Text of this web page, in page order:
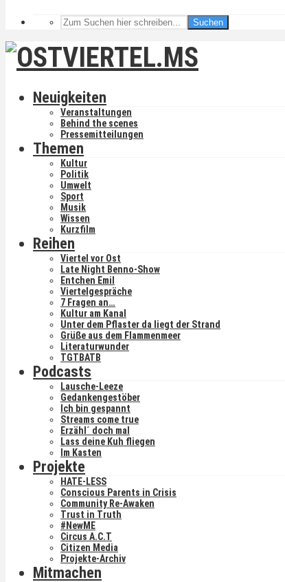
Suchen
Neuigkeiten
Veranstaltungen
Behind the scenes
Pressemitteilungen
Themen
Kultur
Politik
Umwelt
Sport
Musik
Wissen
Kurzfilm
Reihen
Viertel vor Ost
Late Night Benno-Show
Entchen Emil
Viertelgespräche
7 Fragen an…
Kultur am Kanal
Unter dem Pflaster da liegt der Strand
Grüße aus dem Flammenmeer
Literaturwunder
TGTBATB
Podcasts
Lausche-Leeze
Gedankengestöber
Ich bin gespannt
Streams come true
Erzähl´ doch mal
Lass deine Kuh fliegen
Im Kasten
Projekte
HATE-LESS
Conscious Parents in Crisis
Community Re-Awaken
Trust in Truth
#NewME
Circus A.C.T
Citizen Media
Projekte-Archiv
Mitmachen